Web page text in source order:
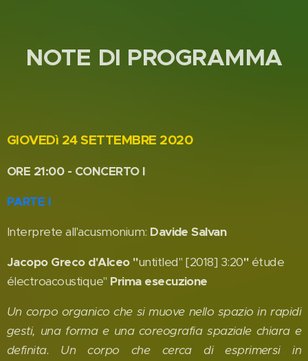
NOTE DI PROGRAMMA
GIOVEDì 24 SETTEMBRE 2020
ORE 21:00 - CONCERTO I
PARTE I
Interprete all'acusmonium: Davide Salvan
Jacopo Greco d'Alceo "untitled" [2018] 3:20" étude
électroacoustique" Prima esecuzione
Un corpo organico che si muove nello spazio in rapidi
gesti, una forma e una coreografia spaziale chiara e
definita. Un corpo che cerca di esprimersi in